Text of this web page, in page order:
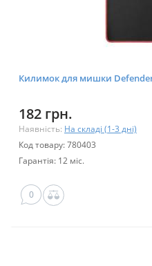
Килимок для мишки Defender
182 грн.
Наявність: На складі (1-3 дні)
Код товару: 780403
Гарантія: 12 міс.
0